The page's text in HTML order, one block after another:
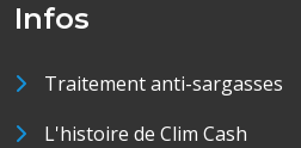
Infos
Traitement anti-sargasses
L'histoire de Clim Cash